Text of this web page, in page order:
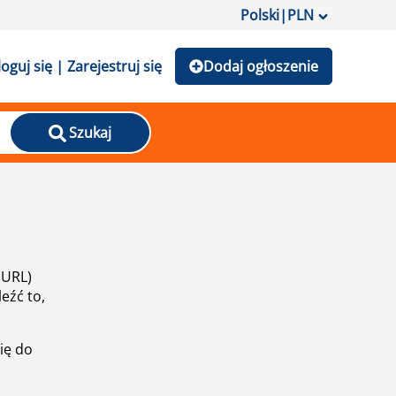
Polski|PLN
się | Zarejestruj się Dodaj ogłoszenie
Szukaj
to,
do